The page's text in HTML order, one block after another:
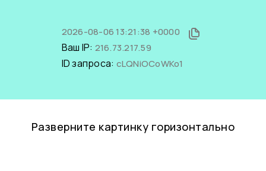
2026-08-06 13:21:38 +0000
Ваш IP: 216.73.217.59
ID запроса: cLQNiOCoWKo1
Разверните картинку горизонтально